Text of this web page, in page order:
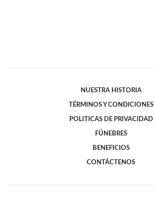
NUESTRA HISTORIA
TÉRMINOS Y CONDICIONES
POLITICAS DE PRIVACIDAD
FÚNEBRES
BENEFICIOS
CONTÁCTENOS